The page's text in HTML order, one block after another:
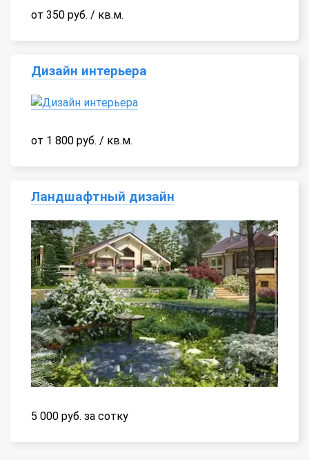
от 350 руб. / кв.м.
Дизайн интерьера
от 1 800 руб. / кв.м.
Ландшафтный дизайн
5 000 руб. за сотку